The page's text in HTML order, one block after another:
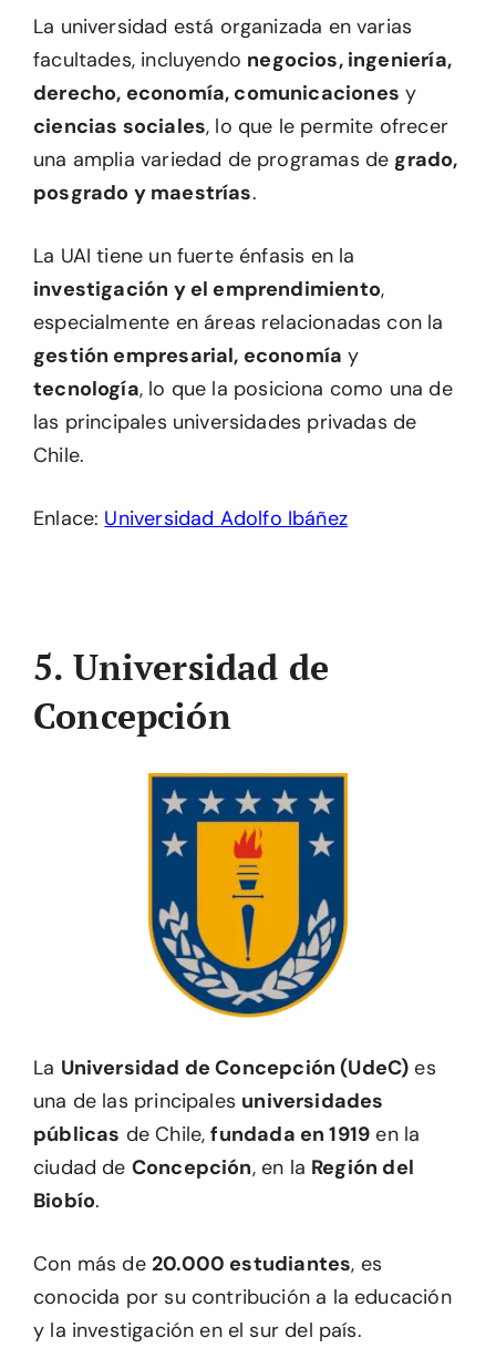
La universidad está organizada en varias
facultades, incluyendo negocios, ingeniería,
derecho, economía, comunicaciones y
ciencias sociales, lo que le permite ofrecer
una amplia variedad de programas de grado,
posgrado y maestrías.
La UAI tiene un fuerte énfasis en la
investigación y el emprendimiento,
especialmente en áreas relacionadas con la
gestión empresarial, economía y
tecnología, lo que la posiciona como una de
las principales universidades privadas de
Chile.
Enlace: Universidad Adolfo Ibáñez
5. Universidad de
Concepción
La Universidad de Concepción (UdeC) es
una de las principales universidades
públicas de Chile,fundada en 1919 en la
ciudad de Concepción, en la Región del
Biobío.
Con más de 20.000 estudiantes, es
conocida por su contribución a la educación
y la investigación en el sur del país.